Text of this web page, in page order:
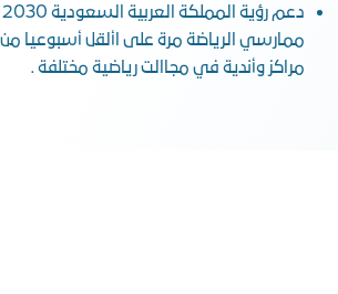
مراكز وأندية في مجاالت رياضية مختلفة .